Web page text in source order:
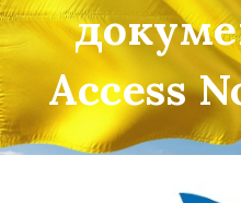
Access